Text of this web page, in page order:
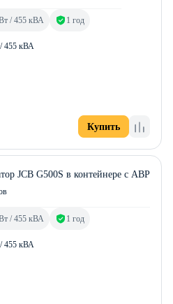
455 кВА
/ 455 кВА 1 год
Купить
JCB G500S в контейнере с АВР
455 кВА
/ 455 кВА 1 год